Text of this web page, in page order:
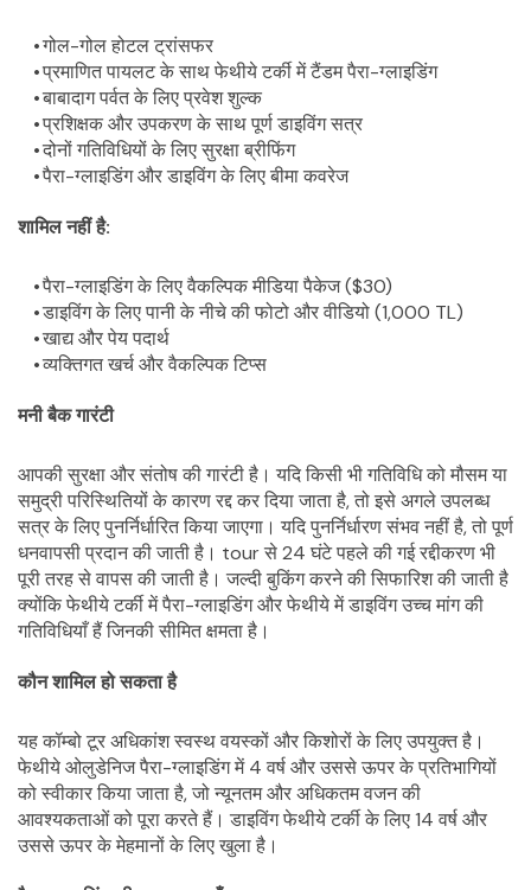
गोल-गोल होटल ट्रांसफर
प्रमाणित पायलट के साथ फेथीये टर्की में टैंडम पैरा-ग्लाइडिंग
बाबादाग पर्वत के लिए प्रवेश शुल्क
प्रशिक्षक और उपकरण के साथ पूर्ण डाइविंग सत्र
दोनों गतिविधियों के लिए सुरक्षा ब्रीफिंग
पैरा-ग्लाइडिंग और डाइविंग के लिए बीमा कवरेज
शामिल नहीं है:
पैरा-ग्लाइडिंग के लिए वैकल्पिक मीडिया पैकेज ($30)
डाइविंग के लिए पानी के नीचे की फोटो और वीडियो (1,000 TL)
खाद्य और पेय पदार्थ
व्यक्तिगत खर्च और वैकल्पिक टिप्स
मनी बैक गारंटी
आपकी सुरक्षा और संतोष की गारंटी है। यदि किसी भी गतिविधि को मौसम या
समुद्री परिस्थितियों के कारण रद्द कर दिया जाता है, तो इसे अगले उपलब्ध
सत्र के लिए पुनर्निर्धारित किया जाएगा। यदि पुनर्निर्धारण संभव नहीं है, तो पूर्ण
धनवापसी प्रदान की जाती है। tour से 24 घंटे पहले की गई रद्दीकरण भी
पूरी तरह से वापस की जाती है। जल्दी बुकिंग करने की सिफारिश की जाती है
क्योंकि फेथीये टर्की में पैरा-ग्लाइडिंग और फेथीये में डाइविंग उच्च मांग की
गतिविधियाँ हैं जिनकी सीमित क्षमता है।
कौन शामिल हो सकता है
यह कॉम्बो टूर अधिकांश स्वस्थ वयस्कों और किशोरों के लिए उपयुक्त है।
फेथीये ओलुडेनिज पैरा-ग्लाइडिंग में 4 वर्ष और उससे ऊपर के प्रतिभागियों
को स्वीकार किया जाता है, जो न्यूनतम और अधिकतम वजन की
आवश्यकताओं को पूरा करते हैं। डाइविंग फेथीये टर्की के लिए 14 वर्ष और
उससे ऊपर के मेहमानों के लिए खुला है।